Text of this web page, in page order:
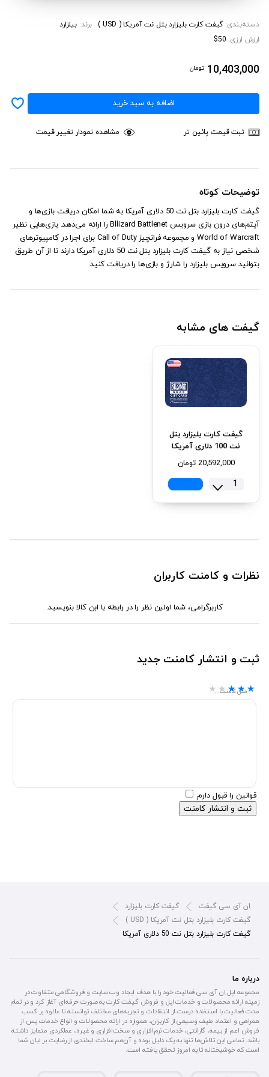
دسته‌بندی:گیفت کارت بلیزارد بتل نت آمریکا ( USD ) برند: بیلزارد
ارزش ارزی: $50
10,403,000 تومان
اضافه به سبد خرید
ثبت قیمت پائین تر مشاهده نمودار تغییر قیمت
توضیحات کوتاه
گیفت کارت بلیزارد بتل نت 50 دلاری آمریکا به شما امکان دریافت بازی‌ها و
آیتم‌های درون بازی سرویس Bllizard Battlenet را ارائه می‌دهد. بازی‌هایی نظیر
World of Warcraft و مجموعه فرانچیز Call of Duty برای اجرا در کامپیوترهای
شخصی نیاز به گیفت کارت بلیزارد بتل نت 50 دلاری آمریکا دارند تا از آن طریق
بتوانید سرویس بلیزارد را شارژ و بازی‌ها را دریافت کنید.
گیفت های مشابه
گیفت کارت بلیزارد بتل
نت 100 دلاری آمریکا
20,592,000 تومان
نظرات و کامنت کاربران
کاربرگرامی، شما اولین نظر را در رابطه با ابن کالا بنویسید.
ثبت و انتشار کامنت جدید
★★★★★
★★★★★
★★★★★
متن کامنت...
قوانین را قبول دارم
ثبت و انتشار کامنت
اِن آی سی گیفت
گیفت کارت بلیزارد
گیفت کارت بلیزارد بتل نت آمریکا ( USD )
گیفت کارت بلیزارد بتل نت 50 دلاری آمریکا
درباره ما
مجموعه اپل اِن آی سی فعالیت خود را با هدف ایجاد وب سایت و فروشگاهی متفاوت در
زمینه ارائه محصولات و خدمات اپل و فروش گیفت کارت به صورت حرفه‌ای آغاز کرد و در تمام
مدت فعالیت با استفاده درست از انتقادات و تجربه‌های مختلف توانسته تا علاوه بر کسب
همراهی و اعتماد طیف وسیعی از کاربران، همواره در ارائه محصولات و انواع خدمات پس از
فروش اعم از بیمه، گارانتی، خدمات نرم‌افزاری و سخت‌افزاری و غیره، عملکردی متمایز داشته
باشد. تمامی این تلاش‌ها تنها به یک دلیل بوده و آن‌هم ساخت لبخندی از رضایت بر لبان شما
است که خوشبختانه تا به امروز تحقق یافته است.